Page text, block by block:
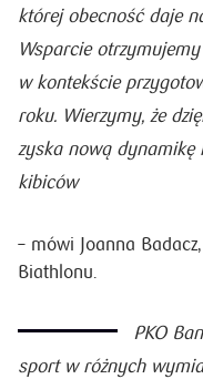
której obecność daje
Wsparcie
w kontekście
roku. Wierzymy, że
zyska nową dynamikę
kibiców
– mówi Joanna
Biathlonu.
PKO
sport w różnych